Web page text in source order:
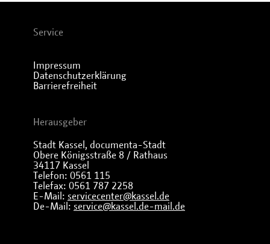
Service
Impressum
Datenschutzerklärung
Barrierefreiheit
Herausgeber
Stadt Kassel, documenta-Stadt
Obere Königsstraße 8 / Rathaus
34117 Kassel
Telefon: 0561 115
Telefax: 0561 787 2258
E-Mail: servicecenter@kassel.de
De-Mail: service@kassel.de-mail.de